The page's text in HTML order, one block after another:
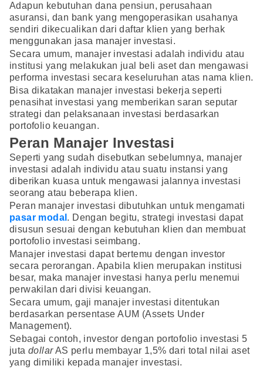
Adapun kebutuhan dana pensiun, perusahaan
asuransi, dan bank yang mengoperasikan usahanya
sendiri dikecualikan dari daftar klien yang berhak
menggunakan jasa manajer investasi.
Secara umum, manajer investasi adalah individu atau
institusi yang melakukan jual beli aset dan mengawasi
performa investasi secara keseluruhan atas nama klien.
Bisa dikatakan manajer investasi bekerja seperti
penasihat investasi yang memberikan saran seputar
strategi dan pelaksanaan investasi berdasarkan
portofolio keuangan.
Peran Manajer Investasi
Seperti yang sudah disebutkan sebelumnya, manajer
investasi adalah individu atau suatu instansi yang
diberikan kuasa untuk mengawasi jalannya investasi
seorang atau beberapa klien.
Peran manajer investasi dibutuhkan untuk mengamati
pasar modal . Dengan begitu, strategi investasi dapat
disusun sesuai dengan kebutuhan klien dan membuat
portofolio investasi seimbang.
Manajer investasi dapat bertemu dengan investor
secara perorangan. Apabila klien merupakan institusi
besar, maka manajer investasi hanya perlu menemui
perwakilan dari divisi keuangan.
Secara umum, gaji manajer investasi ditentukan
berdasarkan persentase AUM (Assets Under
Management).
Sebagai contoh, investor dengan portofolio investasi 5
juta dollarAS perlu membayar 1,5% dari total nilai aset
yang dimiliki kepada manajer investasi.